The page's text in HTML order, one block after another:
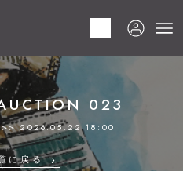
023
2026.05.22 18:00
に戻る